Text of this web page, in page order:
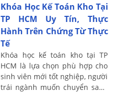
chính và ...
Khóa Học Kế Toán Kho Tại
TP HCM Uy Tín, Thực
Hành Trên Chứng Từ Thực
Tế
Khóa học kế toán kho tại TP
HCM là lựa chọn phù hợp cho
sinh viên mới tốt nghiệp, người
trái ngành muốn chuyển sang